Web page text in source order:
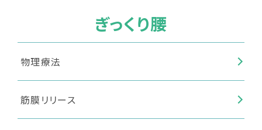
ぎっくり腰
物理療法
筋膜リリース